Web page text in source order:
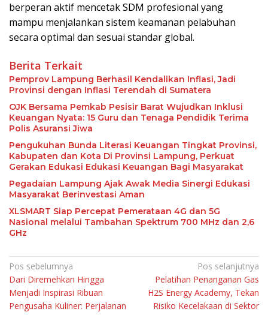
berperan aktif mencetak SDM profesional yang
mampu menjalankan sistem keamanan pelabuhan
secara optimal dan sesuai standar global.
Berita Terkait
Pemprov Lampung Berhasil Kendalikan Inflasi, Jadi
Provinsi dengan Inflasi Terendah di Sumatera
OJK Bersama Pemkab Pesisir Barat Wujudkan Inklusi
Keuangan Nyata: 15 Guru dan Tenaga Pendidik Terima
Polis Asuransi Jiwa
Pengukuhan Bunda Literasi Keuangan Tingkat Provinsi,
Kabupaten dan Kota Di Provinsi Lampung, Perkuat
Gerakan Edukasi Edukasi Keuangan Bagi Masyarakat
Pegadaian Lampung Ajak Awak Media Sinergi Edukasi
Masyarakat Berinvestasi Aman
XLSMART Siap Percepat Pemerataan 4G dan 5G
Nasional melalui Tambahan Spektrum 700 MHz dan 2,6
GHz
Navigasi
pos
Pos sebelumnya
Dari Diremehkan Hingga
Menjadi Inspirasi Ribuan
Pengusaha Kuliner: Perjalanan
Pos selanjutnya
Pelatihan Penanganan Gas
H2S Energy Academy, Tekan
Risiko Kecelakaan di Sektor